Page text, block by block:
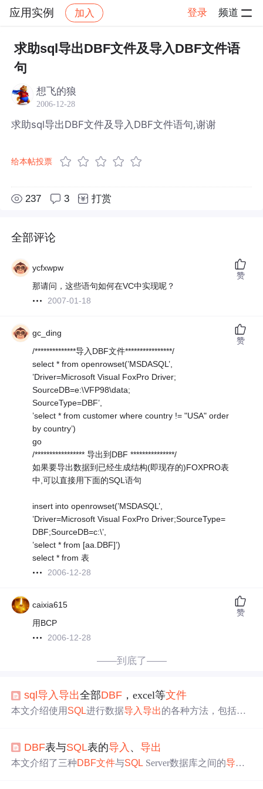
应用实例 加入 登录 频道
社区 应用实例 帖子详情
求助sql导出DBF文件及导入DBF文件语
句
想飞的狼
2006-12-28
求助sql导出DBF文件及导入DBF文件语句,谢谢
给本帖投票
237 3 打赏
全部评论
ycfxwpw
那请问，这些语句如何在VC中实现呢？
2007-01-18
赞
gc_ding
/**************导入DBF文件****************/
select * from openrowset(’MSDASQL’,
’Driver=Microsoft Visual FoxPro Driver;
SourceDB=e:\VFP98\data;
SourceType=DBF’,
’select * from customer where country != "USA" order
by country’)
go
/***************** 导出到DBF ***************/
如果要导出数据到已经生成结构(即现存的)FOXPRO表
中,可以直接用下面的SQL语句
insert into openrowset(’MSDASQL’,
’Driver=Microsoft Visual FoxPro Driver;SourceType=
DBF;SourceDB=c:\’,
’select * from [aa.DBF]’)
select * from 表
2006-12-28
赞
caixia615
用BCP
2006-12-28
赞
——到底了——
sql导入导出全部DBF ，excel等文件
本文介绍使用 SQL进行数据导入导出的各种方法，包括不
DBF表与SQL表的导入 、导出
本文介绍了三种DBF文件与SQL Server数据库之间的导入